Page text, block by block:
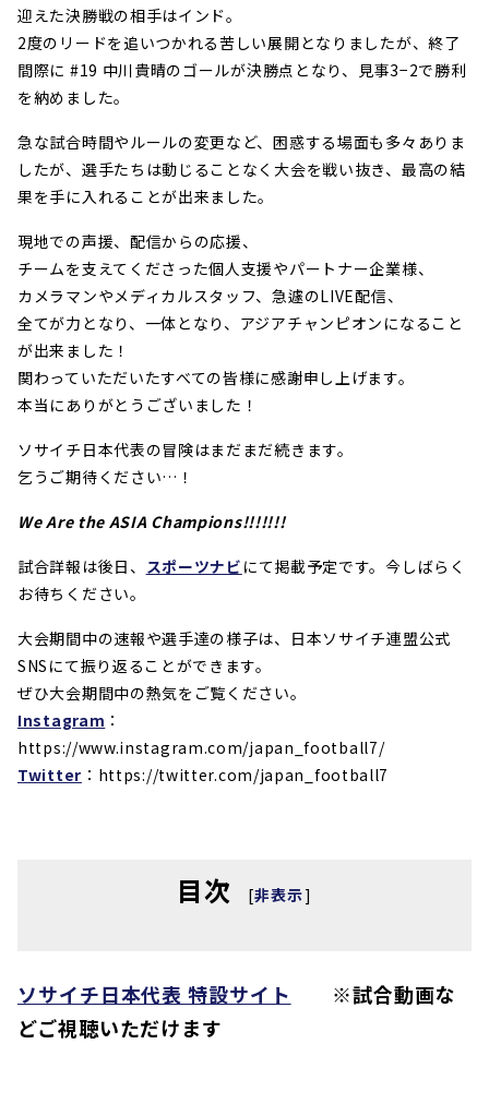
迎えた決勝戦の相手はインド。
2度のリードを追いつかれる苦しい展開となりましたが、終了
間際に #19 中川貴晴のゴールが決勝点となり、見事3−2で勝利
を納めました。
急な試合時間やルールの変更など、困惑する場面も多々ありま
したが、選手たちは動じることなく大会を戦い抜き、最高の結
果を手に入れることが出来ました。
現地での声援、配信からの応援、
チームを支えてくださった個人支援やパートナー企業様、
カメラマンやメディカルスタッフ、急遽のLIVE配信、
全てが力となり、一体となり、アジアチャンピオンになること
が出来ました！
関わっていただいたすべての皆様に感謝申し上げます。
本当にありがとうございました！
ソサイチ日本代表の冒険はまだまだ続きます。
乞うご期待ください…！
WeAre the ASIA Champions!!!!!!!
試合詳報は後日、 スポーツナビ にて掲載予定です。今しばらく
お待ちください。
大会期間中の速報や選手達の様子は、日本ソサイチ連盟公式
SNSにて振り返ることができます。
ぜひ大会期間中の熱気をご覧ください。
Instagram ：
https://www.instagram.com/japan_football7/
Twitter ：https://twitter.com/japan_football7
目次 [非表示]
ソサイチ日本代表 特設サイト
※試合動画な
どご視聴いただけます